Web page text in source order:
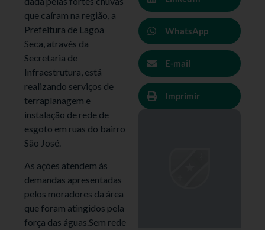
que caíram na região, a
Prefeitura de Lagoa
Seca, através da
Secretaria de
Infraestrutura, está
realizando serviços de
terraplanagem e
instalação de rede de
esgoto em ruas do bairro
São José.
As ações atendem às
demandas apresentadas
pelos moradores da área
que foram atingidos pela
força das águas.Sem rede
WhatsApp
E-mail
Imprimir